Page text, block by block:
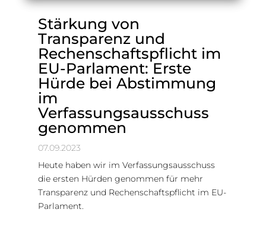
Stärkung von
Transparenz und
Rechenschaftspflicht im
EU-Parlament: Erste
Hürde bei Abstimmung
im
Verfassungsausschuss
genommen
07.09.2023
Heute haben wir im Verfassungsausschuss
die ersten Hürden genommen für mehr
Transparenz und Rechenschaftspflicht im EU-
Parlament.